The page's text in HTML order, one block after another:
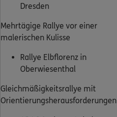
Dresden
Mehrtägige Rallye vor einer
malerischen Kulisse
Rallye Elbflorenz in
Oberwiesenthal
Gleichmäßigkeitsrallye mit
Orientierungsherausforderungen